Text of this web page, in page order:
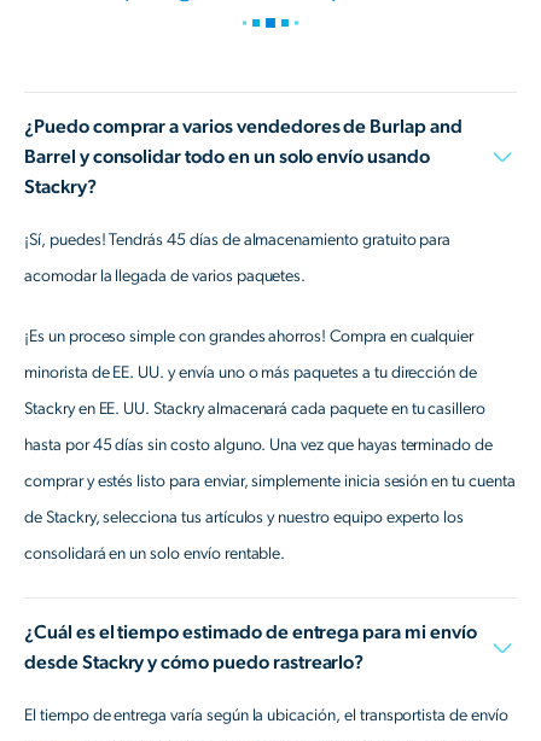
¿Puedo comprar a varios vendedores de Burlap and
Barrel y consolidar todo en un solo envío usando
Stackry?
¡Sí, puedes! Tendrás 45 días de almacenamiento gratuito para
acomodar la llegada de varios paquetes.
¡Es un proceso simple con grandes ahorros! Compra en cualquier
minorista de EE. UU. y envía uno o más paquetes a tu dirección de
Stackry en EE. UU. Stackry almacenará cada paquete en tu casillero
hasta por 45 días sin costo alguno. Una vez que hayas terminado de
comprar y estés listo para enviar, simplemente inicia sesión en tu cuenta
de Stackry, selecciona tus artículos y nuestro equipo experto los
consolidará en un solo envío rentable.
¿Cuál es el tiempo estimado de entrega para mi envío
desde Stackry y cómo puedo rastrearlo?
El tiempo de entrega varía según la ubicación, el transportista de envío